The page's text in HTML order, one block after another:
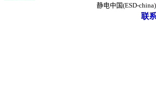
静电中国(ESD-china)
联